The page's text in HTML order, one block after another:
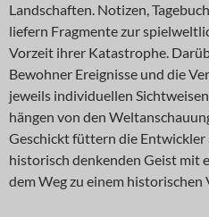
Landschaften. Notizen,
liefern Fragmente zur
Vorzeit ihrer Katastrophe.
Bewohner Ereignisse und die
jeweils individuellen
hängen von den
Geschickt füttern die Entwickler
historisch denkenden Geist mit
dem Weg zu einem